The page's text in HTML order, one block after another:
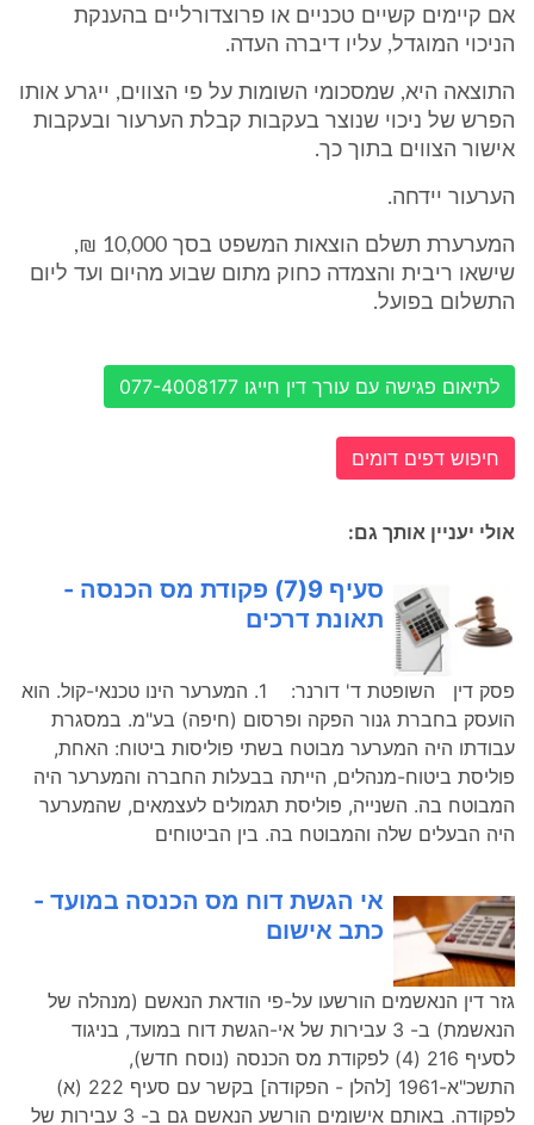
אם קיימים קשיים טכניים או פרוצדורליים בהענקת
הניכוי המוגדל, עליו דיברה העדה.
התוצאה היא, שמסכומי השומות על פי הצווים, ייגרע אותו
הפרש של ניכוי שנוצר בעקבות קבלת הערעור ובעקבות
אישור הצווים בתוך כך.
הערעור יידחה.
המערערת תשלם הוצאות המשפט בסך 10,000 ₪,
שישאו ריבית והצמדה כחוק מתום שבוע מהיום ועד ליום
התשלום בפועל.
לתיאום פגישה עם עורך דין חייגו 077-4008177
חיפוש דפים דומים
אולי יעניין אותך גם:
סעיף 9(7) פקודת מס הכנסה -
תאונת דרכים
פסק דין השופטת ד' דורנר: 1. המערער הינו טכנאי-קול. הוא
הועסק בחברת גנור הפקה ופרסום (חיפה) בע"מ. במסגרת
עבודתו היה המערער מבוטח בשתי פוליסות ביטוח: האחת,
פוליסת ביטוח-מנהלים, הייתה בבעלות החברה והמערער היה
המבוטח בה. השנייה, פוליסת תגמולים לעצמאים, שהמערער
היה הבעלים שלה והמבוטח בה. בין הביטוחים
אי הגשת דוח מס הכנסה במועד -
כתב אישום
גזר דין הנאשמים הורשעו על-פי הודאת הנאשם (מנהלה של
הנאשמת) ב- 3 עבירות של אי-הגשת דוח במועד, בניגוד
לסעיף 216 (4) לפקודת מס הכנסה (נוסח חדש),
התשכ"א-1961 [להלן - הפקודה] בקשר עם סעיף 222 (א)
לפקודה. באותם אישומים הורשע הנאשם גם ב- 3 עבירות של